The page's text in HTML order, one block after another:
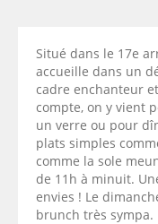
Situé dans le 17e
accueille dans un
cadre enchanteur
compte, on y vient
un verre ou pour
plats simples
comme la sole
de 11h à minuit.
envies ! Le
brunch très sympa.